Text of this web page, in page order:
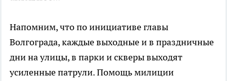
Напомним, что по инициативе главы
Волгограда, каждые выходные и в праздничные
дни на улицы, в парки и скверы выходят
усиленные патрули. Помощь милиции